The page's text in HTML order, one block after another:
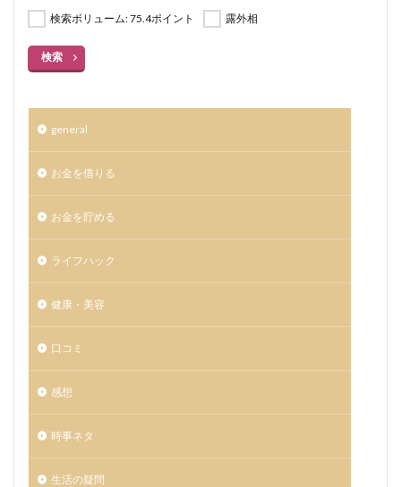
検索ボリューム: 75.4ポイント 露外相
検索
general
お金を借りる
お金を貯める
ライフハック
健康・美容
口コミ
感想
時事ネタ
生活の疑問